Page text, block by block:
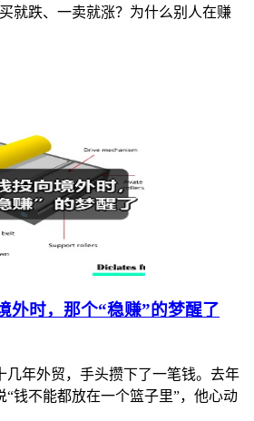
就跌、一卖就涨？为什么别人在赚
外时，那个“稳赚”的梦醒了
几年外贸，手头攒下了一笔钱。去年
“钱不能都放在一个篮子里”，他心动